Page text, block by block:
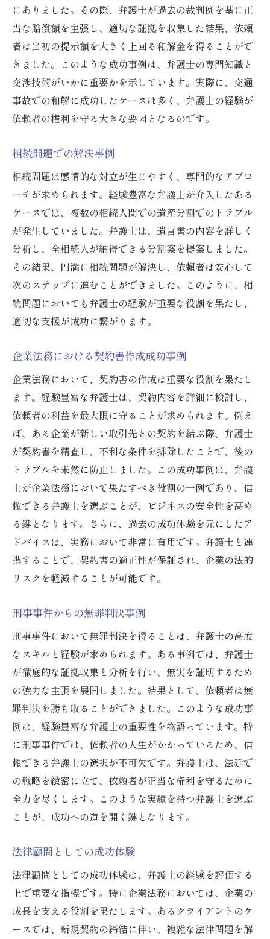
にありました。その際、弁護士が過去の裁判例を基に正
当な賠償額を主張し、適切な証拠を収集した結果、依頼
者は当初の提示額を大きく上回る和解金を得ることがで
きました。このような成功事例は、弁護士の専門知識と
交渉技術がいかに重要かを示しています。実際に、交通
事故での和解に成功したケースは多く、弁護士の経験が
依頼者の権利を守る大きな要因となるのです。
相続問題での解決事例
相続問題は感情的な対立が生じやすく、専門的なアプロ
ーチが求められます。経験豊富な弁護士が介入したある
ケースでは、複数の相続人間での遺産分割でのトラブル
が発生していました。弁護士は、遺言書の内容を詳しく
分析し、全相続人が納得できる分割案を提案しました。
その結果、円満に相続問題が解決し、依頼者は安心して
次のステップに進むことができました。このように、相
続問題においても弁護士の経験が重要な役割を果たし、
適切な支援が成功に繋がります。
企業法務における契約書作成成功事例
企業法務において、契約書の作成は重要な役割を果たし
ます。経験豊富な弁護士は、契約内容を詳細に検討し、
依頼者の利益を最大限に守ることが求められます。例え
ば、ある企業が新しい取引先との契約を結ぶ際、弁護士
が契約書を精査し、不利な条件を排除したことで、後の
トラブルを未然に防止しました。この成功事例は、弁護
士が企業法務において果たすべき役割の一例であり、信
頼できる弁護士を選ぶことが、ビジネスの安全性を高め
る鍵となります。さらに、過去の成功体験を元にしたア
ドバイスは、実務において非常に有用です。弁護士と連
携することで、契約書の適正性が保証され、企業の法的
リスクを軽減することが可能です。
刑事事件からの無罪判決事例
刑事事件において無罪判決を得ることは、弁護士の高度
なスキルと経験が求められます。ある事例では、弁護士
が徹底的な証拠収集と分析を行い、無実を証明するため
の強力な主張を展開しました。結果として、依頼者は無
罪判決を勝ち取ることができました。このような成功事
例は、経験豊富な弁護士の重要性を物語っています。特
に刑事事件では、依頼者の人生がかかっているため、信
頼できる弁護士の選択が不可欠です。弁護士は、法廷で
の戦略を緻密に立て、依頼者が正当な権利を守るために
全力を尽くします。このような実績を持つ弁護士を選ぶ
ことが、成功への道を開く鍵となります。
法律顧問としての成功体験
法律顧問としての成功体験は、弁護士の経験を評価する
上で重要な指標です。特に企業法務においては、企業の
成長を支える役割を果たします。あるクライアントのケ
ースでは、新規契約の締結に伴い、複雑な法律問題を解